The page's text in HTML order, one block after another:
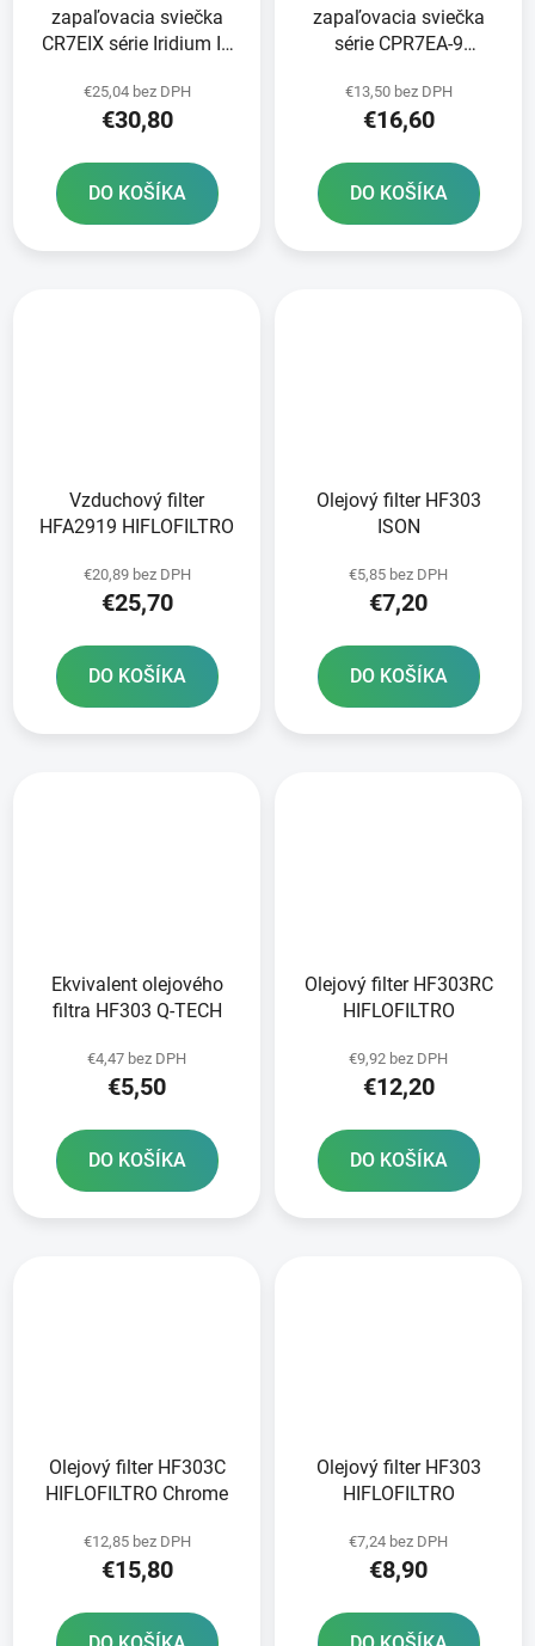
zapaľovacia sviečka
CR7EIX série Iridium IX
€25,04 bez DPH
€30,80
DO KOŠÍKA
zapaľovacia sviečka
série CPR7EA-9
€13,50 bez DPH
€16,60
DO KOŠÍKA
Vzduchový filter
HFA2919 HIFLOFILTRO
€20,89 bez DPH
€25,70
DO KOŠÍKA
Olejový filter HF303
ISON
€5,85 bez DPH
€7,20
DO KOŠÍKA
Ekvivalent olejového
filtra HF303 Q-TECH
€4,47 bez DPH
€5,50
DO KOŠÍKA
Olejový filter HF303RC
HIFLOFILTRO
€9,92 bez DPH
€12,20
DO KOŠÍKA
Olejový filter HF303C
HIFLOFILTRO Chrome
€12,85 bez DPH
€15,80
Olejový filter HF303
HIFLOFILTRO
€7,24 bez DPH
€8,90